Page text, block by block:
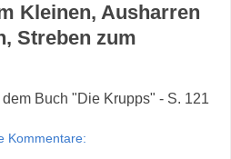
Kleinen, Ausharren
Streben zum
Buch "Die Krupps" - S. 121
Kommentare: